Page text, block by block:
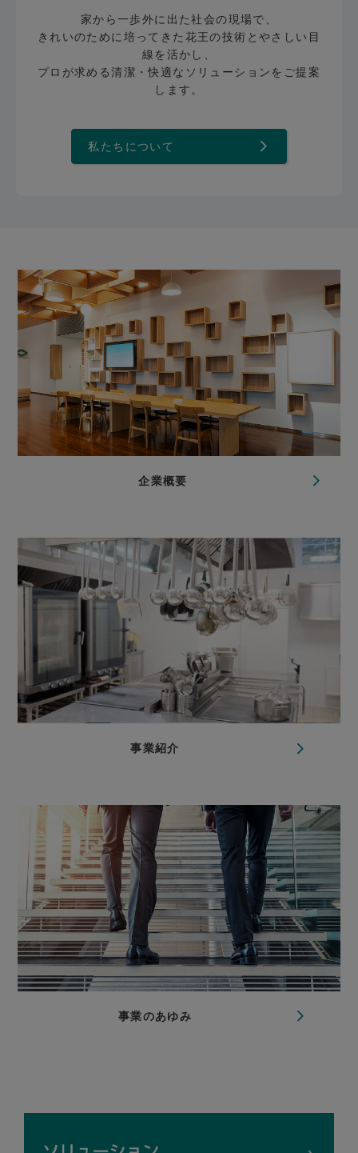
家から一歩外に出た社会の現場で、
きれいのために培ってきた花王の技術とやさしい目
線を活かし、
プロが求める清潔・快適なソリューションをご提案
します。
私たちについて
企業概要
事業紹介
事業のあゆみ